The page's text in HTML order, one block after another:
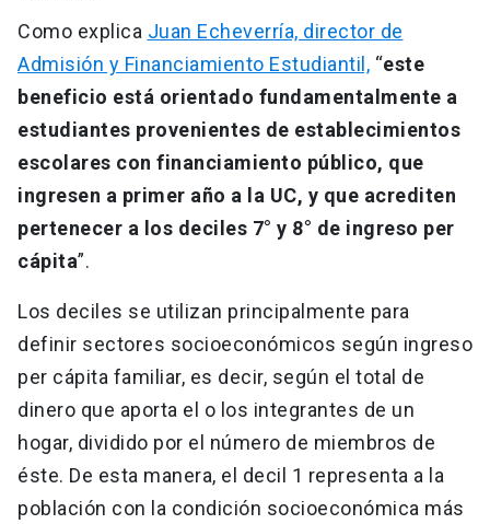
Como explica Juan Echeverría, director de
Admisión y Financiamiento Estudiantil, “este
beneficio está orientado fundamentalmente a
estudiantes provenientes de establecimientos
escolares con financiamiento público, que
ingresen a primer año a la UC, y que acrediten
pertenecer a los deciles 7° y 8° de ingreso per
cápita”.
Los deciles se utilizan principalmente para
definir sectores socioeconómicos según ingreso
per cápita familiar, es decir, según el total de
dinero que aporta el o los integrantes de un
hogar, dividido por el número de miembros de
éste. De esta manera, el decil 1 representa a la
población con la condición socioeconómica más